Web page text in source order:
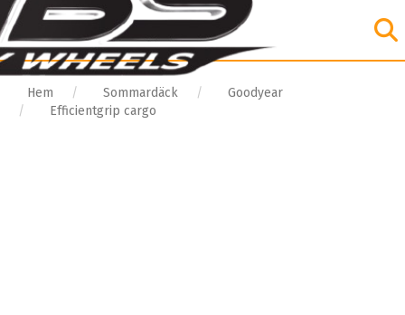
Hem Sommardäck
Goodyear
Efficientgrip cargo